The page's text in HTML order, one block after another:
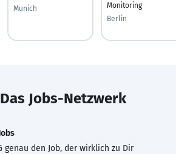
Munich
Monitoring
Berlin
Jobs-Netzwerk
genau den Job, der wirklich zu Dir